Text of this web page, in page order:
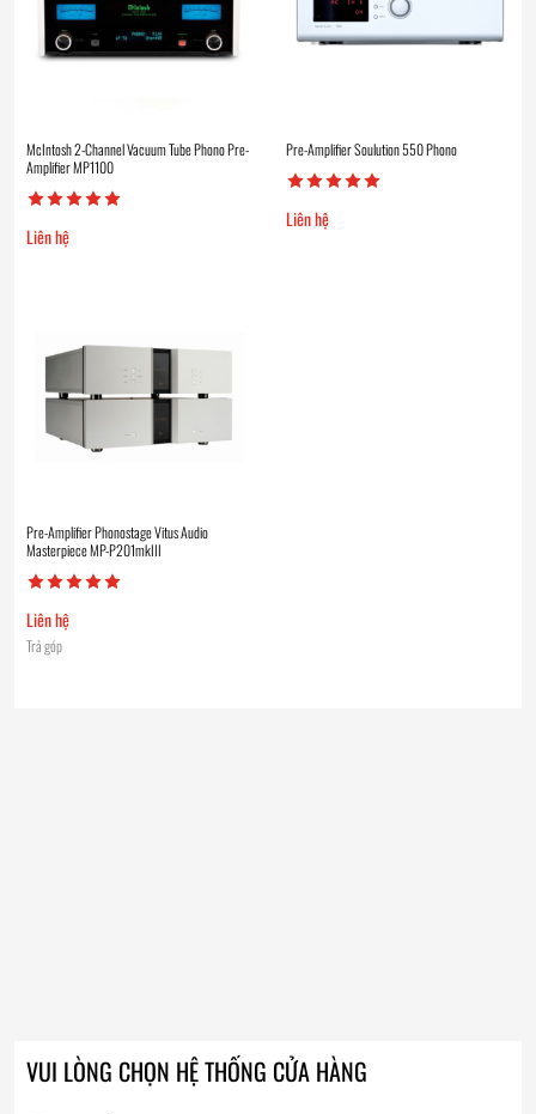
McIntosh 2-Channel Vacuum Tube Phono Pre-
Amplifier MP1100
Liên hệ
Pre-Amplifier Soulution 550 Phono
Liên hệ
Pre-Amplifier Phonostage Vitus Audio
Masterpiece MP-P201mkIII
Liên hệ
Trả góp
VUI LÒNG CHỌN HỆ THỐNG CỬA HÀNG